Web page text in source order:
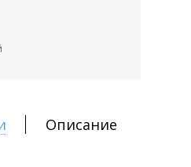
Описание